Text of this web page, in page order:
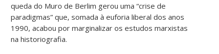
queda do Muro de Berlim gerou uma “crise de
paradigmas” que, somada à euforia liberal dos anos
1990, acabou por marginalizar os estudos marxistas
na historiografia.